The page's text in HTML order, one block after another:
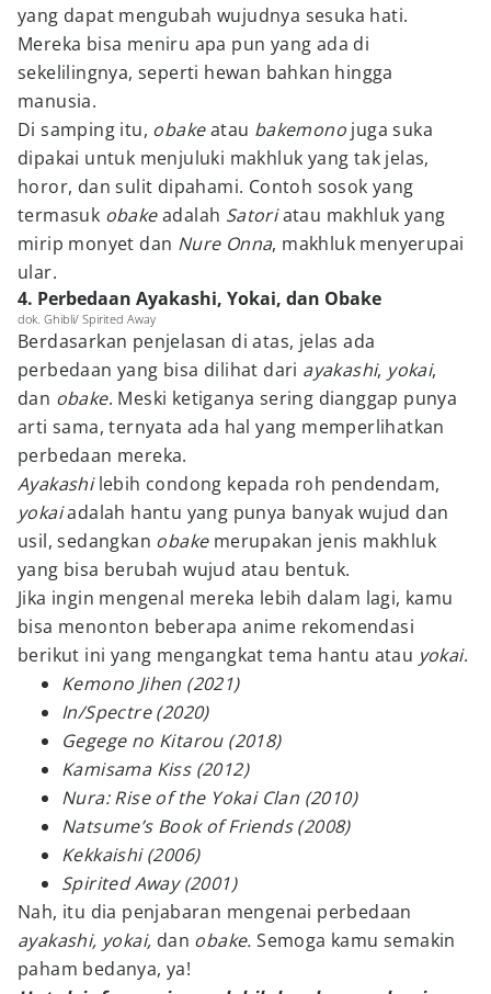
yang dapat mengubah wujudnya sesuka hati.
Mereka bisa meniru apa pun yang ada di
sekelilingnya, seperti hewan bahkan hingga
manusia.
Di samping itu, obakeatau bakemono juga suka
dipakai untuk menjuluki makhluk yang tak jelas,
horor, dan sulit dipahami. Contoh sosok yang
termasuk obakeadalah Satoriatau makhluk yang
mirip monyet dan Nure Onna, makhluk menyerupai
ular.
4. Perbedaan Ayakashi, Yokai, dan Obake
dok. Ghibli/ Spirited Away
Berdasarkan penjelasan di atas, jelas ada
perbedaan yang bisa dilihat dari ayakashi, yokai,
dan obake. Meski ketiganya sering dianggap punya
arti sama, ternyata ada hal yang memperlihatkan
perbedaan mereka.
Ayakashilebih condong kepada roh pendendam,
yokaiadalah hantu yang punya banyak wujud dan
usil, sedangkan obakemerupakan jenis makhluk
yang bisa berubah wujud atau bentuk.
Jika ingin mengenal mereka lebih dalam lagi, kamu
bisa menonton beberapa anime rekomendasi
berikut ini yang mengangkat tema hantu atau yokai.
Kemono Jihen (2021)
In/Spectre (2020)
Gegege no Kitarou (2018)
Kamisama Kiss (2012)
Nura: Rise of the Yokai Clan (2010)
Natsume’s Book of Friends (2008)
Kekkaishi (2006)
Spirited Away (2001)
Nah, itu dia penjabaran mengenai perbedaan
ayakashi, yokai, dan obake. Semoga kamu semakin
paham bedanya, ya!